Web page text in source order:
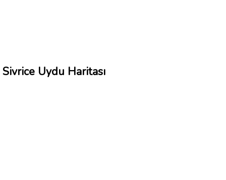
Sivrice Uydu Haritası